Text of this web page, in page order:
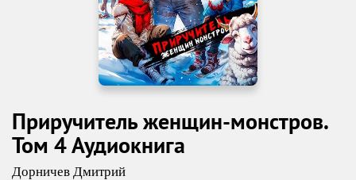
Приручитель женщин-монстров.
Том 4 Аудиокнига
Дорничев Дмитрий